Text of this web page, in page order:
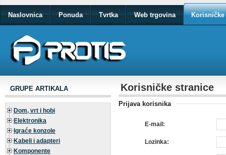
Naslovnica Ponuda Tvrtka Web trgovina Korisničke
GRUPE ARTIKALA
Dom, vrt i hobi
Elektronika
Igraće konzole
Kabeli i adapteri
Komponente
Korisničke stranice
Prijava korisnika
E-mail:
Lozinka: